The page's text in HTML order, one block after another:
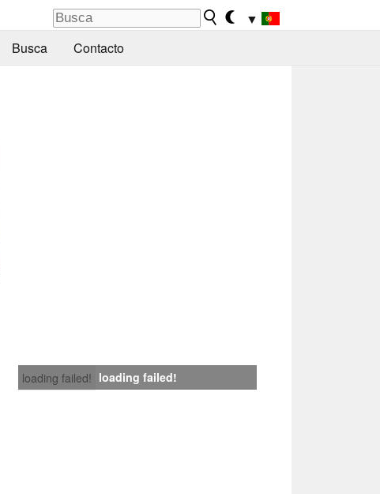
▼
Busca Contacto
loading failed! loading failed!